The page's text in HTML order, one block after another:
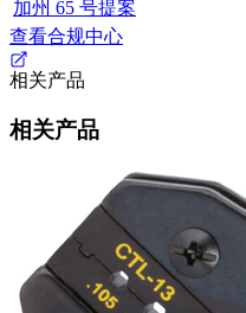
加州 65 号提案
查看合规中心
相关产品
相关产品